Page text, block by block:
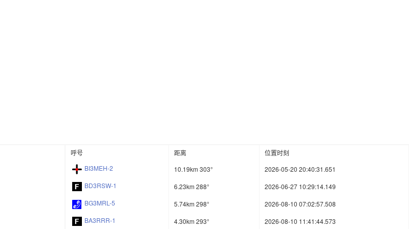
呼号 距离
位置时刻
BI3MEH-2
10.19km 303°
2026-05-20 20:40:31.651
BD3RSW-1
6.23km 288°
2026-06-27 10:29:14.149
BG3MRL-5
5.74km 298°
2026-08-10 07:02:57.508
BA3RRR-1
4.30km 293° 2026-08-10 11:41:44.573